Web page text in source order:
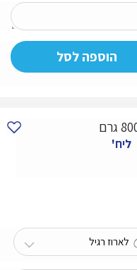
הוספה לסל
ליח'